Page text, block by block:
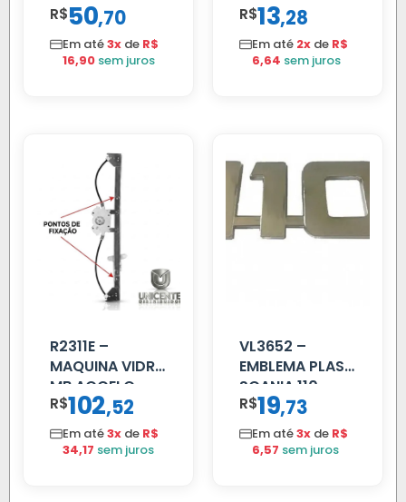
VOLVO NL
80/88…
R$50,70
Em até3x de R$
16,90 sem juros
DIANTEIRA
RODA 10 FUROS
R$13,28
Em até 2x de R$
6,64 sem juros
R2311E –
MAQUINA VIDRO
MB ACCELO
2002 ATE 2011
S/MOTOR LE
R$102,52
Em até3x de R$
34,17 sem juros
VL3652 –
EMBLEMA PLAST
SCANIA 110
CROMADO
R$19,73
Em até3x de R$
6,57 sem juros